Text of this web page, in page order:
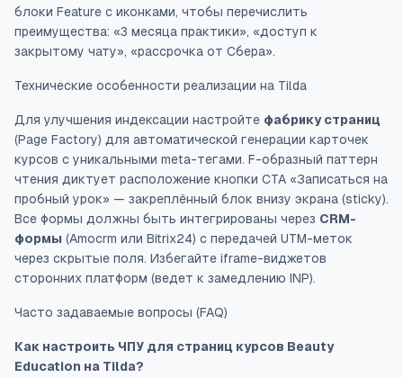
блоки Feature с иконками, чтобы перечислить
преимущества: «3 месяца практики», «доступ к
закрытому чату», «рассрочка от Сбера».
Технические особенности реализации на Tilda
Для улучшения индексации настройте фабрику страниц
(Page Factory) для автоматической генерации карточек
курсов с уникальными meta-тегами. F-образный паттерн
чтения диктует расположение кнопки CTA «Записаться на
пробный урок» — закреплённый блок внизу экрана (sticky).
Все формы должны быть интегрированы через CRM-
формы (Amocrm или Bitrix24) с передачей UTM-меток
через скрытые поля. Избегайте iframe-виджетов
сторонних платформ (ведет к замедлению INP).
Часто задаваемые вопросы (FAQ)
Как настроить ЧПУ для страниц курсов Beauty
Education на Tilda?